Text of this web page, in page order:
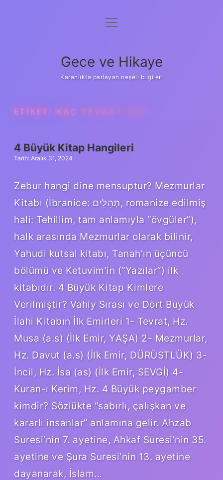
Anasayfa
Yasal Uyarı
menüyü
Gece ve Hikaye
Karanlıkta parlayan neşeli bilgiler!
ETIKET: KAÇ TEVRAT VAR
4 Büyük Kitap Hangileri
Tarih: Aralık 31, 2024
Zebur hangi dine mensuptur? Mezmurlar
Kitabı (İbranice: תְּהִלִּים‎, romanize edilmiş
hali: Tehillim, tam anlamıyla “övgüler”),
halk arasında Mezmurlar olarak bilinir,
Yahudi kutsal kitabı, Tanah’ın üçüncü
bölümü ve Ketuvim’in (“Yazılar”) ilk
kitabıdır. 4 Büyük Kitap Kimlere
Verilmiştir? Vahiy Sırası ve Dört Büyük
İlahi Kitabın İlk Emirleri 1- Tevrat, Hz.
Musa (a.s) (İlk Emir, YAŞA) 2- Mezmurlar,
Hz. Davut (a.s) (İlk Emir, DÜRÜSTLÜK) 3-
İncil, Hz. İsa (as) (İlk Emir, SEVGİ) 4-
Kuran-ı Kerim, Hz. 4 Büyük peygamber
kimdir? Sözlükte “sabırlı, çalışkan ve
kararlı insanlar” anlamına gelir. Ahzab
Suresi’nin 7. ayetine, Ahkaf Suresi’nin 35.
ayetine ve Şura Suresi’nin 13. ayetine
dayanarak, İslam…